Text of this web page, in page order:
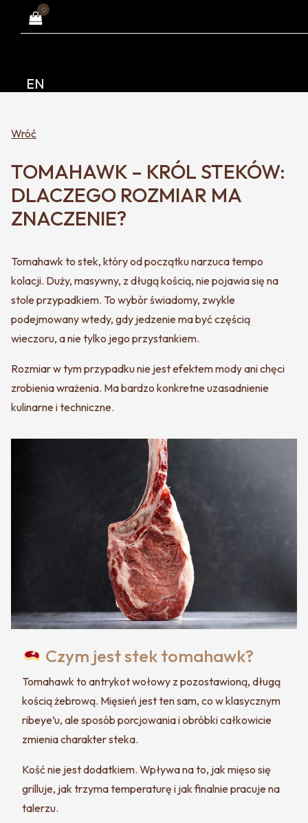
0
EN
Wróć
TOMAHAWK – KRÓL STEKÓW:
DLACZEGO ROZMIAR MA
ZNACZENIE?
Tomahawk to stek, który od początku narzuca tempo
kolacji. Duży, masywny, z długą kością, nie pojawia się na
stole przypadkiem. To wybór świadomy, zwykle
podejmowany wtedy, gdy jedzenie ma być częścią
wieczoru, a nie tylko jego przystankiem.
Rozmiar w tym przypadku nie jest efektem mody ani chęci
zrobienia wrażenia. Ma bardzo konkretne uzasadnienie
kulinarne i techniczne.
Czym jest stek tomahawk?
Tomahawk to antrykot wołowy z pozostawioną, długą
kością żebrową. Mięsień jest ten sam, co w klasycznym
ribeye’u, ale sposób porcjowania i obróbki całkowicie
zmienia charakter steka.
Kość nie jest dodatkiem. Wpływa na to, jak mięso się
grilluje, jak trzyma temperaturę i jak finalnie pracuje na
talerzu.